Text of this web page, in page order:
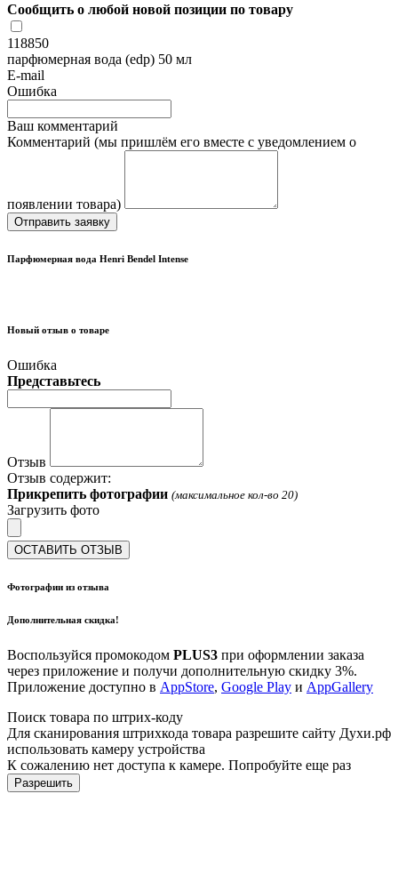
Сообщить о любой новой позиции по товару
118850
парфюмерная вода (edp) 50 мл
E-mail
Ошибка
Ваш комментарий
Комментарий (мы пришлём его вместе с уведомлением о
появлении товара)
Отправить заявку
Парфюмерная вода Henri Bendel Intense
Новый отзыв о товаре
Ошибка
Представьтесь
Отзыв
Отзыв содержит:
Прикрепить фотографии (максимальное кол-во 20)
Загрузить фото
ОСТАВИТЬ ОТЗЫВ
Фотографии из отзыва
Дополнительная скидка!
Воспользуйся промокодом PLUS3 при оформлении заказа
через приложение и получи дополнительную скидку 3%.
Приложение доступно в AppStore, Google Play и AppGallery
Поиск товара по штрих-коду
Для сканирования штрихкода товара разрешите сайту Духи.рф
использовать камеру устройства
К сожалению нет доступа к камере. Попробуйте еще раз
Разрешить